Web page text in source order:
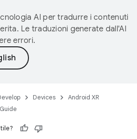
AI per tradurre i contenuti
Le traduzioni generate dall'AI
errori.
Devices
Android XR
Guide